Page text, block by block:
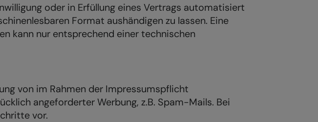
oder in Erfüllung eines Vertrags automatisiert
Format aushändigen zu lassen. Eine
kann nur entsprechend einer technischen
von im Rahmen der Impressumspflicht
angeforderter Werbung, z.B. Spam-Mails. Bei
vor.